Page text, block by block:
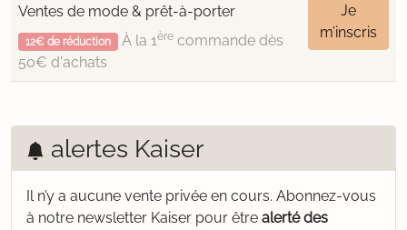
Ventes de mode & prêt-à-porter
12€ de réduction À la 1èrecommande dès
50€ d'achats
Je
m’inscris
alertes Kaiser
Il n’y a aucune vente privée en cours. Abonnez-vous
à notre newsletter Kaiser pour être alerté des